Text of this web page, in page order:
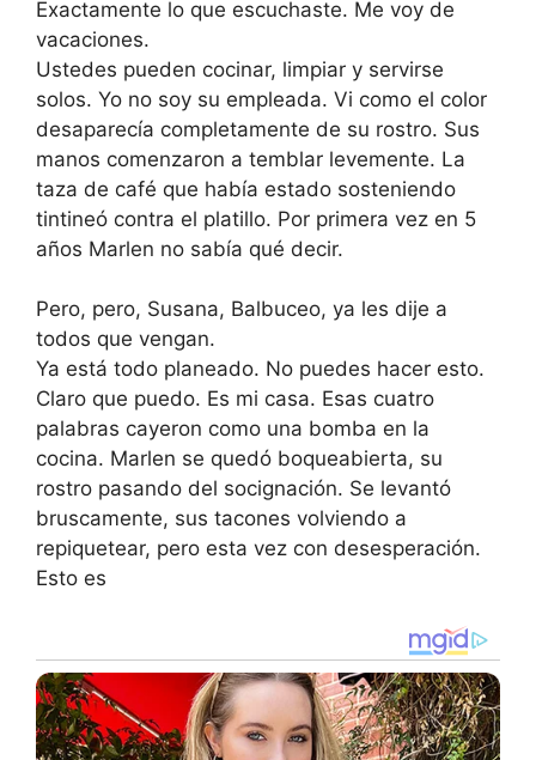
Exactamente lo que escuchaste. Me voy de
vacaciones.
Ustedes pueden cocinar, limpiar y servirse
solos. Yo no soy su empleada. Vi como el color
desaparecía completamente de su rostro. Sus
manos comenzaron a temblar levemente. La
taza de café que había estado sosteniendo
tintineó contra el platillo. Por primera vez en 5
años Marlen no sabía qué decir.
Pero, pero, Susana, Balbuceo, ya les dije a
todos que vengan.
Ya está todo planeado. No puedes hacer esto.
Claro que puedo. Es mi casa. Esas cuatro
palabras cayeron como una bomba en la
cocina. Marlen se quedó boqueabierta, su
rostro pasando del socignación. Se levantó
bruscamente, sus tacones volviendo a
repiquetear, pero esta vez con desesperación.
Esto es